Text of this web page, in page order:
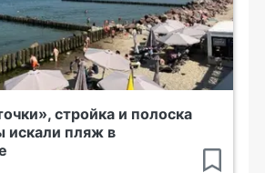
стройка и полоска
искали пляж в